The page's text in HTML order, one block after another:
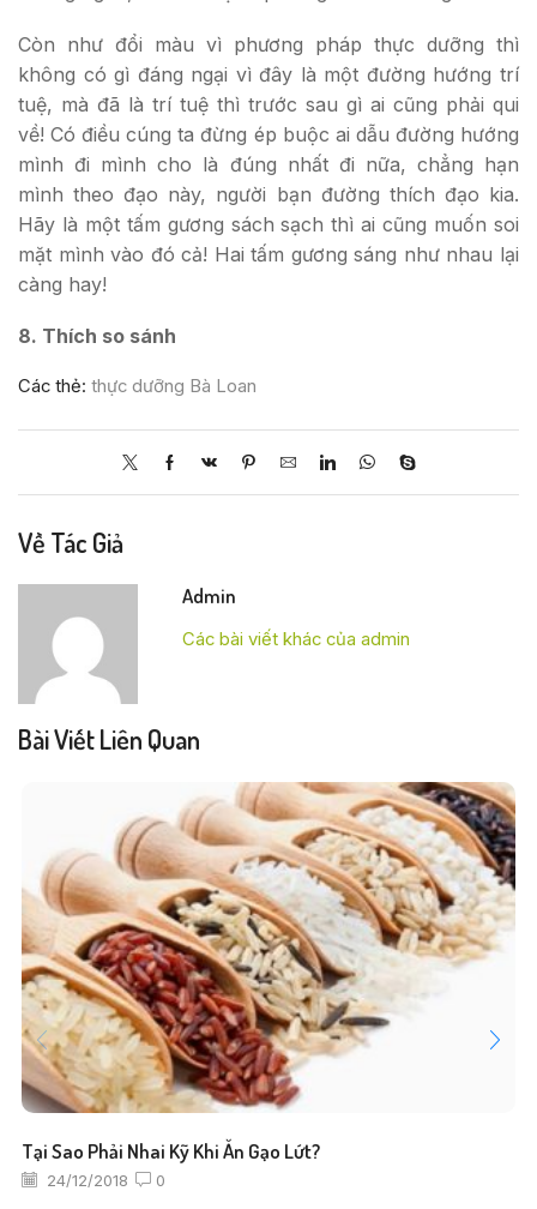
Còn như đổi màu vì phương pháp thực dưỡng thì
không có gì đáng ngại vì đây là một đường hướng trí
tuệ, mà đã là trí tuệ thì trước sau gì ai cũng phải qui
về! Có điều cúng ta đừng ép buộc ai dẫu đường hướng
mình đi mình cho là đúng nhất đi nữa, chẳng hạn
mình theo đạo này, người bạn đường thích đạo kia.
Hãy là một tấm gương sách sạch thì ai cũng muốn soi
mặt mình vào đó cả! Hai tấm gương sáng như nhau lại
càng hay!
8. Thích so sánh
Các thẻ: thực dưỡng Bà Loan
Về Tác Giả
Admin
Các bài viết khác của admin
Bài Viết Liên Quan
Tại Sao Phải Nhai Kỹ Khi Ăn Gạo Lứt?
24/12/2018 0